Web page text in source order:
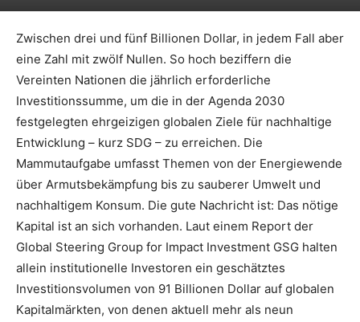
Zwischen drei und fünf Billionen Dollar, in jedem Fall aber
eine Zahl mit zwölf Nullen. So hoch beziffern die
Vereinten Nationen die jährlich erforderliche
Investitionssumme, um die in der Agenda 2030
festgelegten ehrgeizigen globalen Ziele für nachhaltige
Entwicklung – kurz SDG – zu erreichen. Die
Mammutaufgabe umfasst Themen von der Energiewende
über Armutsbekämpfung bis zu sauberer Umwelt und
nachhaltigem Konsum. Die gute Nachricht ist: Das nötige
Kapital ist an sich vorhanden. Laut einem Report der
Global Steering Group for Impact Investment GSG halten
allein institutionelle Investoren ein geschätztes
Investitionsvolumen von 91 Billionen Dollar auf globalen
Kapitalmärkten, von denen aktuell mehr als neun